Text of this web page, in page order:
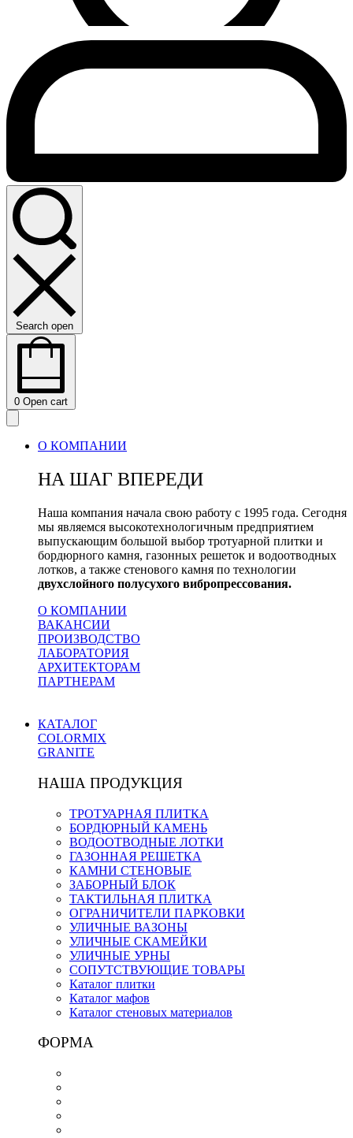
Search open
0 Open cart
О КОМПАНИИ
НА ШАГ ВПЕРЕДИ
Наша компания начала свою работу с 1995 года. Сегодня
мы являемся высокотехнологичным предприятием
выпускающим большой выбор тротуарной плитки и
бордюрного камня, газонных решеток и водоотводных
лотков, а также стенового камня по технологии
двухслойного полусухого вибропрессования.
О КОМПАНИИ
ВАКАНСИИ
ПРОИЗВОДСТВО
ЛАБОРАТОРИЯ
АРХИТЕКТОРАМ
ПАРТНЕРАМ
КАТАЛОГ
COLORMIX
GRANITE
НАША ПРОДУКЦИЯ
ТРОТУАРНАЯ ПЛИТКА
БОРДЮРНЫЙ КАМЕНЬ
ВОДООТВОДНЫЕ ЛОТКИ
ГАЗОННАЯ РЕШЕТКА
КАМНИ СТЕНОВЫЕ
ЗАБОРНЫЙ БЛОК
ТАКТИЛЬНАЯ ПЛИТКА
ОГРАНИЧИТЕЛИ ПАРКОВКИ
УЛИЧНЫЕ ВАЗОНЫ
УЛИЧНЫЕ СКАМЕЙКИ
УЛИЧНЫЕ УРНЫ
СОПУТСТВУЮЩИЕ ТОВАРЫ
Каталог плитки
Каталог мафов
Каталог стеновых материалов
ФОРМА